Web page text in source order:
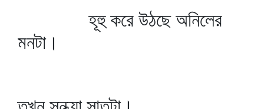
হূহু করে উঠছে অনিলের
মনটা।